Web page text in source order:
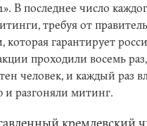
В последнее число
требуя от
которая гарантирует
проходили восемь
человек, и каждый раз
разгоняли митинг.